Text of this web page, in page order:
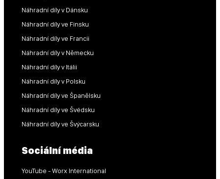
Náhradní díly v Dánsku
Náhradní díly ve Finsku
Náhradní díly ve Francii
Náhradní díly v Německu
Náhradní díly v Itálii
Náhradní díly v Polsku
Náhradní díly ve Španělsku
Náhradní díly ve Švédsku
Náhradní díly ve Švýcarsku
Sociální média
YouTube - Worx International